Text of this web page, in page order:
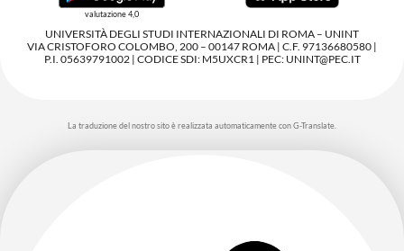
valutazione 4,0
UNIVERSITÀ DEGLI STUDI INTERNAZIONALI DI ROMA – UNINT
VIA CRISTOFORO COLOMBO, 200 – 00147 ROMA | C.F. 97136680580 |
P.I. 05639791002 | CODICE SDI: M5UXCR1 | PEC: UNINT@PEC.IT
La traduzione del nostro sito è realizzata automaticamente con G-Translate.